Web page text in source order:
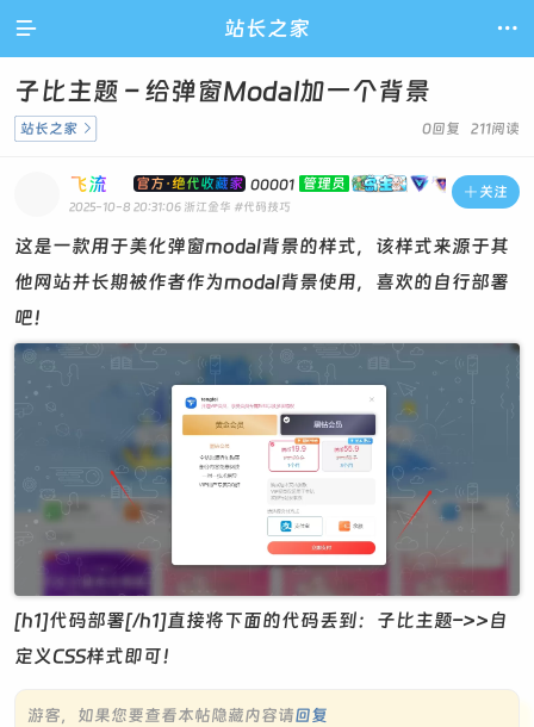
 站长之家 
子比主题 – 给弹窗Modal加一个背景
0回复 211阅读
站长之家 
 关注
飞流 官方·绝代收藏家 00001 管理员
2025-10-8 20:31:06 浙江金华 #代码技巧
这是一款用于美化弹窗modal背景的样式，该样式来源于其
他网站并长期被作者作为modal背景使用，喜欢的自行部署
吧！
[h1]代码部署[/h1]直接将下面的代码丢到：子比主题–>>自
定义CSS样式即可！
游客，如果您要查看本帖隐藏内容请回复